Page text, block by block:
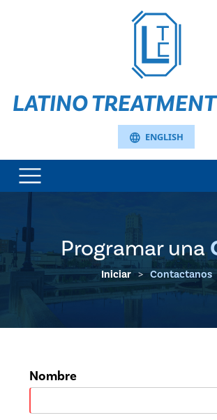
LATINO
language ENGLISH
Programar una
Iniciar > Contactanos
Nombre